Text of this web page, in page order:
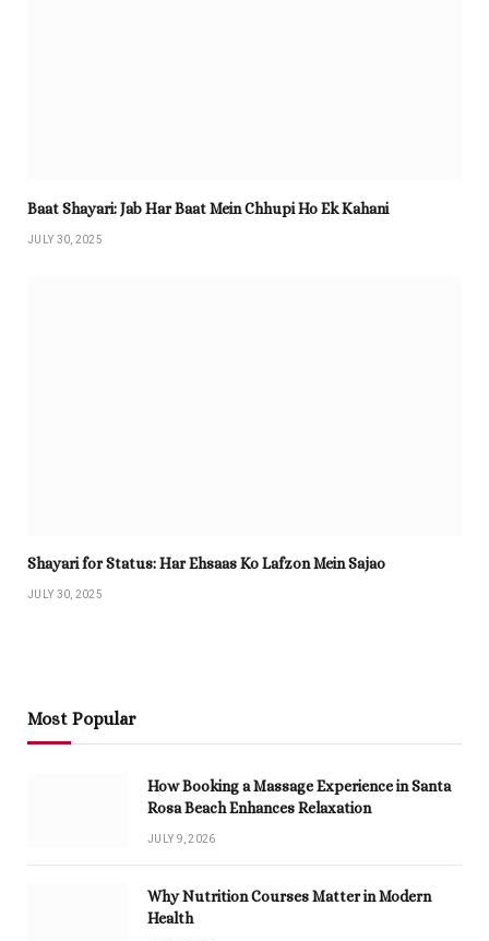
Baat Shayari: Jab Har Baat Mein Chhupi Ho Ek Kahani
JULY 30, 2025
Shayari for Status: Har Ehsaas Ko Lafzon Mein Sajao
JULY 30, 2025
Most Popular
How Booking a Massage Experience in Santa
Rosa Beach Enhances Relaxation
JULY 9, 2026
Why Nutrition Courses Matter in Modern
Health